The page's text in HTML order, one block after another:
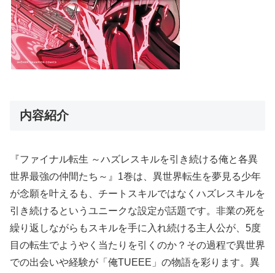
内容紹介
『ファイナル転生 ～ハズレスキルを引き続ける俺と各異
世界最強の仲間たち～』1巻は、異世界転生を夢見る少年
が念願を叶えるも、チートスキルではなくハズレスキルを
引き続けるというユニークな設定が話題です。非業の死を
繰り返しながらもスキルを手に入れ続ける主人公が、5度
目の転生でようやく当たりを引くのか？その過程で異世界
での出会いや経験が「俺TUEEE」の物語を彩ります。異